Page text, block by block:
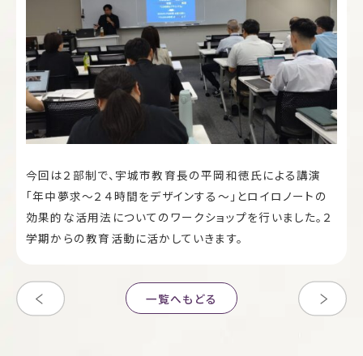
今回は２部制で、宇城市教育長の平岡和徳氏による講演
「年中夢求～２４時間をデザインする～」とロイロノートの
効果的な活用法についてのワークショップを行いました。２
学期からの教育活動に活かしていきます。
一覧へもどる